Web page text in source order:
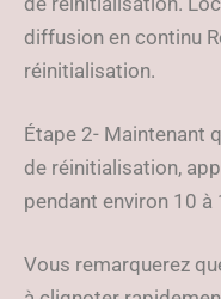
diffusion en continu
réinitialisation.
Étape 2- Maintenant
de réinitialisation,
pendant environ 10 à
Vous remarquerez